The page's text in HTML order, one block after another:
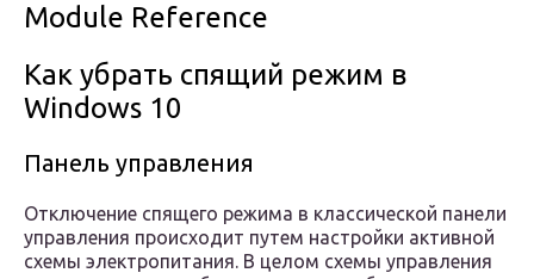
Module Reference
Как убрать спящий режим в
Windows 10
Панель управления
Отключение спящего режима в классической панели
управления происходит путем настройки активной
схемы электропитания. В целом схемы управления